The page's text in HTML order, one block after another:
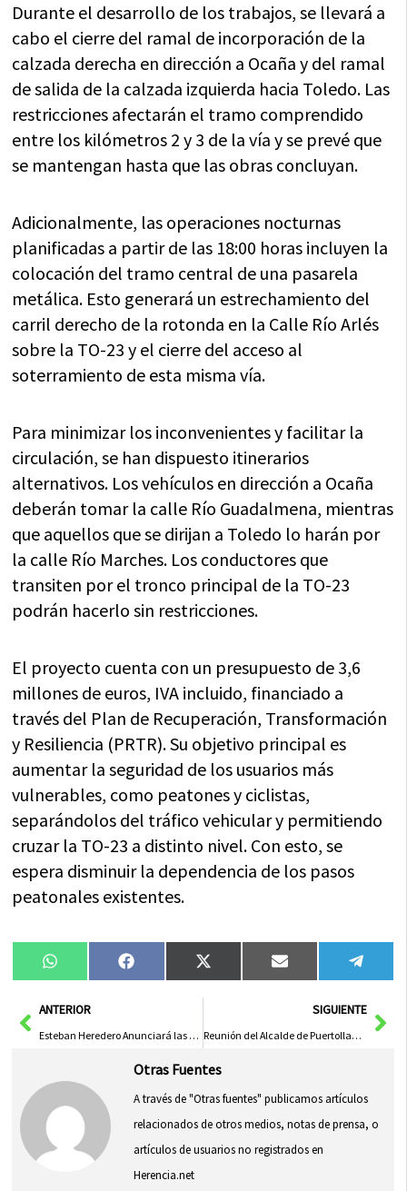
Durante el desarrollo de los trabajos, se llevará a
cabo el cierre del ramal de incorporación de la
calzada derecha en dirección a Ocaña y del ramal
de salida de la calzada izquierda hacia Toledo. Las
restricciones afectarán el tramo comprendido
entre los kilómetros 2 y 3 de la vía y se prevé que
se mantengan hasta que las obras concluyan.
Adicionalmente, las operaciones nocturnas
planificadas a partir de las 18:00 horas incluyen la
colocación del tramo central de una pasarela
metálica. Esto generará un estrechamiento del
carril derecho de la rotonda en la Calle Río Arlés
sobre la TO-23 y el cierre del acceso al
soterramiento de esta misma vía.
Para minimizar los inconvenientes y facilitar la
circulación, se han dispuesto itinerarios
alternativos. Los vehículos en dirección a Ocaña
deberán tomar la calle Río Guadalmena, mientras
que aquellos que se dirijan a Toledo lo harán por
la calle Río Marches. Los conductores que
transiten por el tronco principal de la TO-23
podrán hacerlo sin restricciones.
El proyecto cuenta con un presupuesto de 3,6
millones de euros, IVA incluido, financiado a
través del Plan de Recuperación, Transformación
y Resiliencia (PRTR). Su objetivo principal es
aumentar la seguridad de los usuarios más
vulnerables, como peatones y ciclistas,
separándolos del tráfico vehicular y permitiendo
cruzar la TO-23 a distinto nivel. Con esto, se
espera disminuir la dependencia de los pasos
peatonales existentes.
Compartir
en
WhatsAppCompartir
en
FacebookCompartir
en
X
(Twitter)
Compartir
en
Email
en
AntANTERIOR
Esteban Heredero Anunciará las Fiestas de Los Yébenes que Comienzan el 10 de Septiembre
SIGUIENTE
Reunión del Alcalde de Puertollano con la directiva del club de baloncesto en silla de ruedas
Otras Fuentes
A través de "Otras fuentes" publicamos artículos
relacionados de otros medios, notas de prensa, o
artículos de usuarios no registrados en
Herencia.net